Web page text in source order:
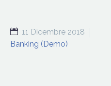
11 Dicembre 2018
Banking (Demo)